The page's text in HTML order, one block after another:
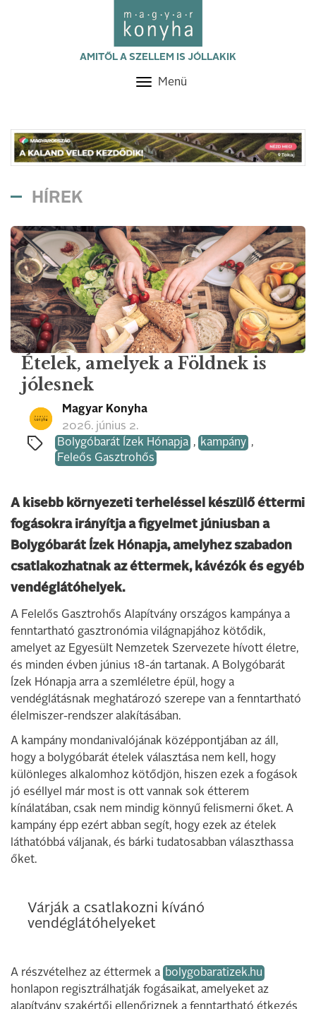
AMITŐL A SZELLEM IS JÓLLAKIK
Toggle
Menü
HÍREK
Ételek, amelyek a Földnek is
jólesnek
Magyar Konyha
2026. június 2.
Bolygóbarát Ízek Hónapja , kampány ,
Feleős Gasztrohős
A kisebb környezeti terheléssel készülő éttermi
fogásokra irányítja a figyelmet júniusban a
Bolygóbarát Ízek Hónapja, amelyhez szabadon
csatlakozhatnak az éttermek, kávézók és egyéb
vendéglátóhelyek.
A Felelős Gasztrohős Alapítvány országos kampánya a
fenntartható gasztronómia világnapjához kötődik,
amelyet az Egyesült Nemzetek Szervezete hívott életre,
és minden évben június 18-án tartanak. A Bolygóbarát
Ízek Hónapja arra a szemléletre épül, hogy a
vendéglátásnak meghatározó szerepe van a fenntartható
élelmiszer-rendszer alakításában.
A kampány mondanivalójának középpontjában az áll,
hogy a bolygóbarát ételek választása nem kell, hogy
különleges alkalomhoz kötődjön, hiszen ezek a fogások
jó eséllyel már most is ott vannak sok étterem
kínálatában, csak nem mindig könnyű felismerni őket. A
kampány épp ezért abban segít, hogy ezek az ételek
láthatóbbá váljanak, és bárki tudatosabban választhassa
őket.
Várják a csatlakozni kívánó
vendéglátóhelyeket
A részvételhez az éttermek a bolygobaratizek.hu
honlapon regisztrálhatják fogásaikat, amelyeket az
alapítvány szakértői ellenőriznek a fenntartható étkezés